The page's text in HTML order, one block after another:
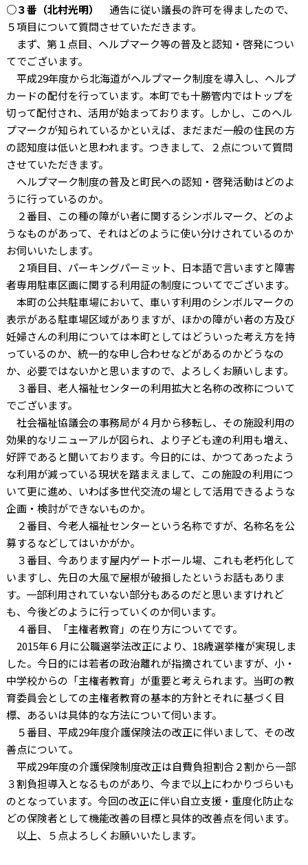
○３番（北村光明）
通告に従い議長の許可を得ましたので、
５項目について質問させていただきます。
まず、第１点目、ヘルプマーク等の普及と認知・啓発につい
てでございます。
平成29年度から北海道がヘルプマーク制度を導入し、ヘルプ
カードの配付を行っています。本町でも十勝管内ではトップを
切って配付され、活用が始まっております。しかし、このヘル
プマークが知られているかといえば、まだまだ一般の住民の方
の認知度は低いと思われます。つきまして、２点について質問
させていただきます。
ヘルプマーク制度の普及と町民への認知・啓発活動はどのよ
うに行っているのか。
２番目、この種の障がい者に関するシンボルマーク、どのよ
うなものがあって、それはどのように使い分けされているのか
お伺いいたします。
２項目目、パーキングパーミット、日本語で言いますと障害
者専用駐車区画に関する利用証の制度についてでございます。
本町の公共駐車場において、車いす利用のシンボルマークの
表示がある駐車場区域がありますが、ほかの障がい者の方及び
妊婦さんの利用については本町としてはどういった考え方を持
っているのか、統一的な申し合わせなどがあるのかどうなの
か、必要ではないかと思いますので、よろしくお願いします。
３番目、老人福祉センターの利用拡大と名称の改称について
でございます。
社会福祉協議会の事務局が４月から移転し、その施設利用の
効果的なリニューアルが図られ、より子ども達の利用も増え、
好評であると聞いております。今日的には、かつてあったよう
な利用が減っている現状を踏まえまして、この施設の利用につ
いて更に進め、いわば多世代交流の場として活用できるような
企画・検討ができないものか。
２番目、今老人福祉センターという名称ですが、名称名を公
募するなどしてはいかがか。
３番目、今あります屋内ゲートボール場、これも老朽化して
いますし、先日の大風で屋根が破損したというお話もありま
す。一部利用されていない部分もあるのだと思いますけれど
も、今後どのように行っていくのか伺います。
４番目、「主権者教育」の在り方についてです。
2015年６月に公職選挙法改正により、18歳選挙権が実現しま
した。今日的には若者の政治離れが指摘されていますが、小・
中学校からの「主権者教育」が重要と考えられます。当町の教
育委員会としての主権者教育の基本的方針とそれに基づく目
標、あるいは具体的な方法について伺います。
５番目、平成29年度介護保険法の改正に伴いまして、その改
善点について。
平成29年度の介護保険制度改正は自費負担割合２割から一部
３割負担導入となるものがあり、今まで以上にわかりづらいも
のとなっています。今回の改正に伴い自立支援・重度化防止な
どの保険者として機能改善の目標と具体的改善点を伺います。
以上、５点よろしくお願いいたします。